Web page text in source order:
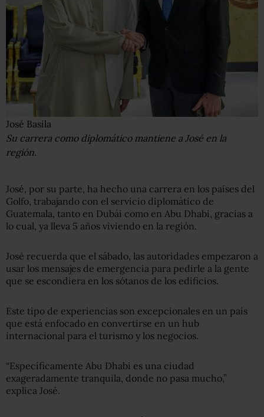
José Basila
Su carrera como diplomático mantiene a José en la
región.
José, por su parte, ha hecho una carrera en los países del
Golfo, trabajando con el servicio diplomático de
Guatemala, tanto en Dubái como en Abu Dhabi, gracias a
lo cual, ya lleva 5 años viviendo en la región.
José recuerda que el sábado, las autoridades empezaron a
usar los mensajes de emergencia para pedirle a la gente
que se escondiera en los sótanos de los edificios.
Este tipo de experiencias son excepcionales en un país
que está enfocado en convertirse en un hub
internacional para el turismo y los negocios.
“Específicamente Abu Dhabi es una ciudad
exageradamente tranquila, donde no pasa mucho,”
explica José.